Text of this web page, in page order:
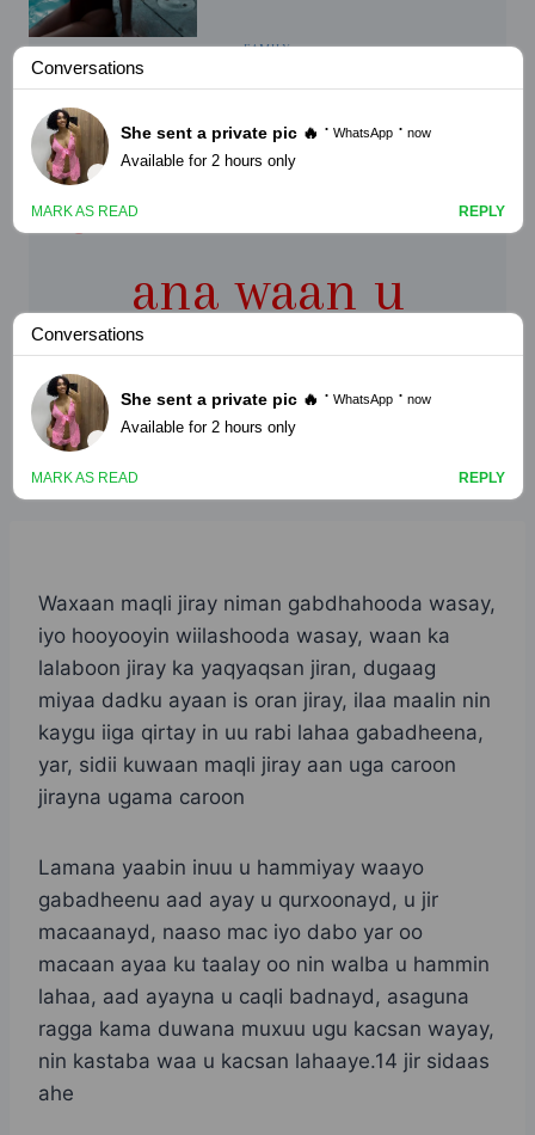
FAMILY
Ninkayga rabay
gabdheena waso,
ana waan u
diyaariyay
By Nin Wacan
Waxaan maqli jiray niman gabdhahooda wasay,
iyo hooyooyin wiilashooda wasay, waan ka
lalaboon jiray ka yaqyaqsan jiran, dugaag
miyaa dadku ayaan is oran jiray, ilaa maalin nin
kaygu iiga qirtay in uu rabi lahaa gabadheena,
yar, sidii kuwaan maqli jiray aan uga caroon
jirayna ugama caroon
Lamana yaabin inuu u hammiyay waayo
gabadheenu aad ayay u qurxoonayd, u jir
macaanayd, naaso mac iyo dabo yar oo
macaan ayaa ku taalay oo nin walba u hammin
lahaa, aad ayayna u caqli badnayd, asaguna
ragga kama duwana muxuu ugu kacsan wayay,
nin kastaba waa u kacsan lahaaye.14 jir sidaas
ahe